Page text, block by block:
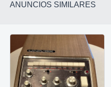
ANUNCIOS SIMILARES